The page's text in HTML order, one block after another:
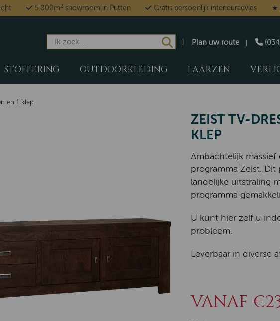
5.000m2 showroom in Putten Gratis persoonlijk interieuradvies ★
Plan uw route
STOFFERING OUTDOORKLEDING LAARZEN
en 1 klep
ZEIST TV-
KLEP
Ambachtelijk
programma Zeist.
landelijke uitstraling
programma
U kunt hier zelf u
probleem.
Leverbaar in diverse
VANAF